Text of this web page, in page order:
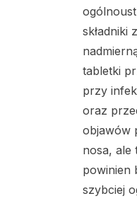
składniki
tabletki
przy
oraz
objawów
nosa, ale
powinien
szybciej